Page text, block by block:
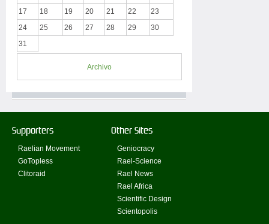
17
18 19 20 21 22
23
24
25 26 27 28 29
30
31
Archivo
Supporters
Raelian Movement
GoTopless
Clitoraid
Other Sites
Geniocracy
Rael-Science
Rael News
Rael Africa
Scientific Design
Scientopolis